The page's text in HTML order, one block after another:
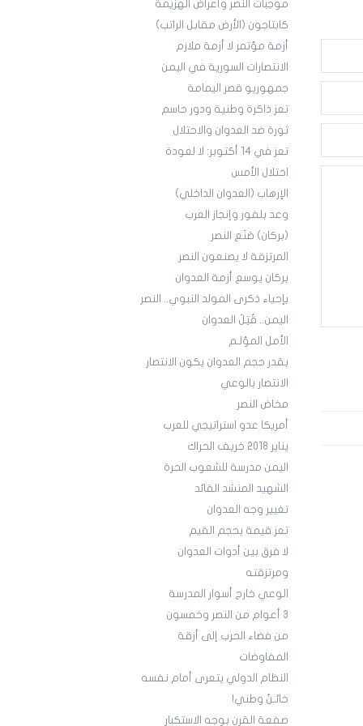
موجبات النصر وأعراض الهزيمة
كابتاجون (الأرض مقابل الراتب)
أزمة مؤتمر لا أزمة ملازم
الانتصارات السورية في اليمن
جمهوريو قصر اليمامة
تعز ذاكرة وطنية ودور حاسم
ثورة ضد العدوان والاحتلال
تعز في 14 أكتوبر: لا لعودة
احتلال الأمس
الإرهاب (العدوان الداخلي)
وعد بلفور وإنجاز العرب
(بركان) صَنَع النصر
المرتزقة لا يصنعون النصر
بركان يوسع أزمة العدوان
بإحياء ذكرى المولد النبوي.. النصر
اليمن.. قُتِلَ العدوان
الأمل المؤلـم
بقدر حجم العدوان يكون الانتصار
الانتصار بالوعي
مخاض النصر
أمريكا عدو استراتيجي للعرب
يناير 2018 خريف الحراك
اليمن مدرسة للشعوب الحرة
الشهيد المنشد القائد
تغيير وجه العدوان
تعز قيمة بحجم القيم
لا فرق بين أدوات العدوان
ومرتزقته
الوعي خارج أسوار المدرسة
3 أعوام من النصر وخمسون
من فضاء الحرب إلى أزقة
المفاوضات
النظام الدولي يتعرى أمام نفسه
خائـنٌ وطني!
صفعة القرن بوجه الاستكبار